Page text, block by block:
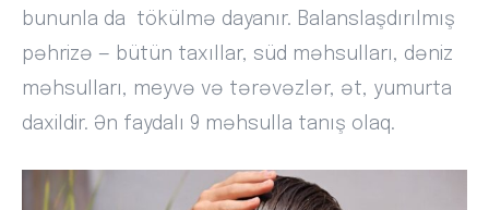
bununla da tökülmə dayanır. Balanslaşdırılmış
pəhrizə — bütün taxıllar, süd məhsulları, dəniz
məhsulları, meyvə və tərəvəzlər, ət, yumurta
daxildir. Ən faydalı 9 məhsulla tanış olaq.